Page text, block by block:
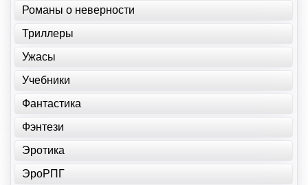
Романы о неверности
Триллеры
Ужасы
Учебники
Фантастика
Фэнтези
Эротика
ЭроРПГ